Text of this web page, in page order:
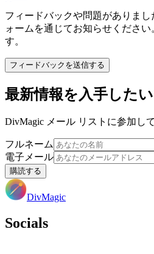
フィードバックや問題がありま
ォームを通じてお知らせくださ
す。
フィードバックを送信する
最新情報を入手した
DivMagic メール リストに参加し
フルネーム
電子メール
購読する
DivMagic
Socials